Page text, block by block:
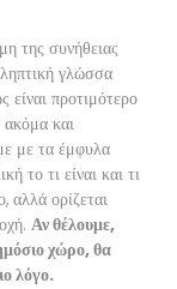
της συνήθειας
γλώσσα
προτιμότερο
ακόμα και
με τα έμφυλα
το τι είναι και τι
αλλά ορίζεται
Αν θέλουμε,
χώρο, θα
λόγο.